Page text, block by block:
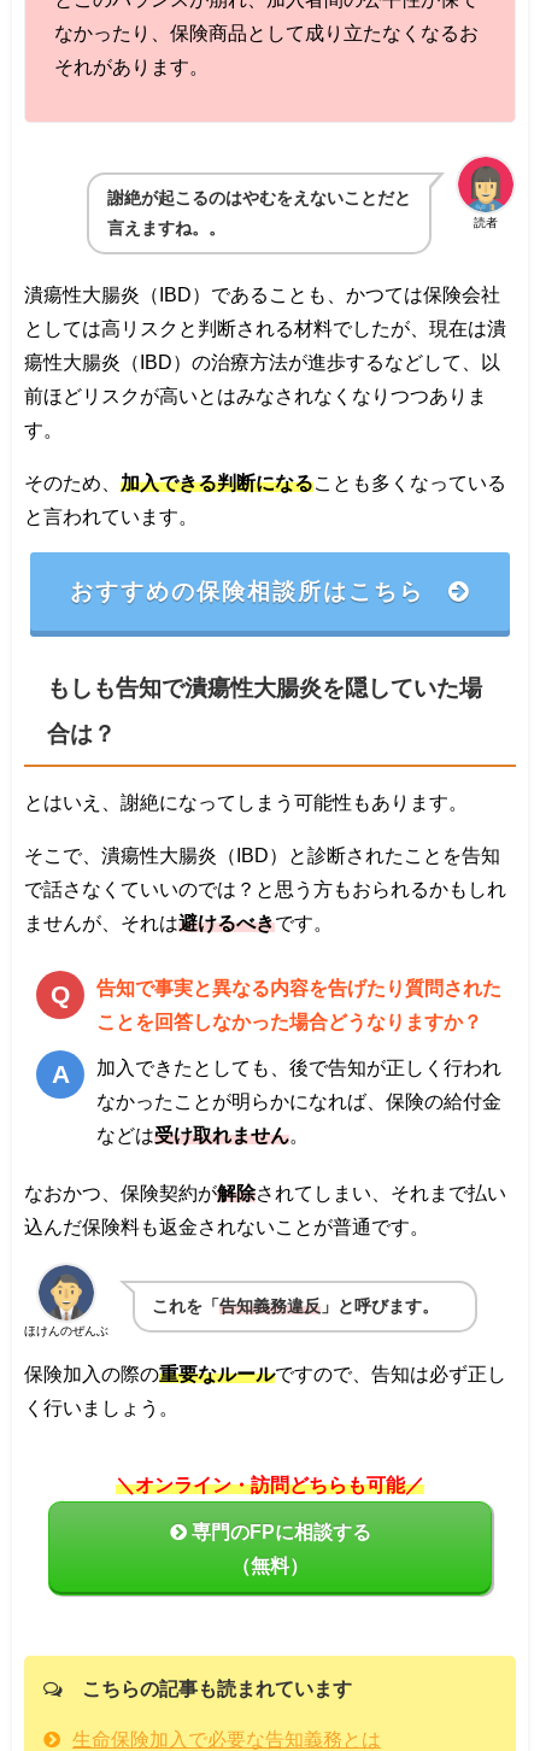
なかったり、保険商品として成り立たなくなるお
それがあります。
読者
謝絶が起こるのはやむをえないことだと
言えますね。。
潰瘍性大腸炎（IBD）であることも、かつては保険会社
としては高リスクと判断される材料でしたが、現在は潰
瘍性大腸炎（IBD）の治療方法が進歩するなどして、以
前ほどリスクが高いとはみなされなくなりつつありま
す。
そのため、 加入できる判断になることも多くなっている
と言われています。
おすすめの保険相談所はこちら
もしも告知で潰瘍性大腸炎を隠していた場
合は？
とはいえ、謝絶になってしまう可能性もあります。
そこで、潰瘍性大腸炎（IBD）と診断されたことを告知
で話さなくていいのでは？と思う方もおられるかもしれ
ませんが、それは避けるべきです。
告知で事実と異なる内容を告げたり質問された
ことを回答しなかった場合どうなりますか？
加入できたとしても、後で告知が正しく行われ
なかったことが明らかになれば、保険の給付金
などは受け取れません
なおかつ、保険契約が解除されてしまい、それまで払い
込んだ保険料も返金されないことが普通です。
ほけんのぜんぶ
これを「告知義務違反 」と呼びます。
保険加入の際の重要なルールですので、告知は必ず正し
く行いましょう。
＼オンライン・訪問どちらも可能／
専門のFPに相談する
（無料）
こちらの記事も読まれています
生命保険加入で必要な告知義務とは